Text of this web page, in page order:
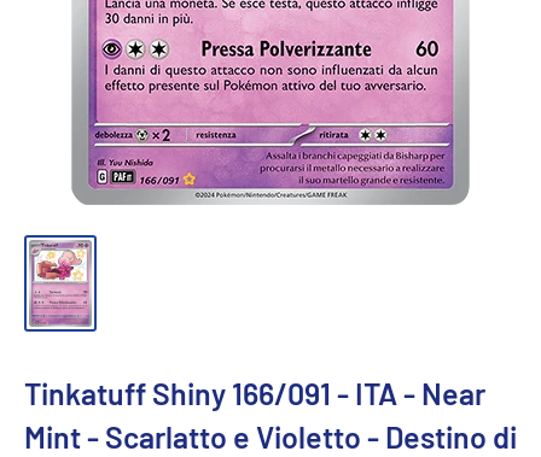
Tinkatuff Shiny 166/091 - ITA - Near
Mint - Scarlatto e Violetto - Destino di